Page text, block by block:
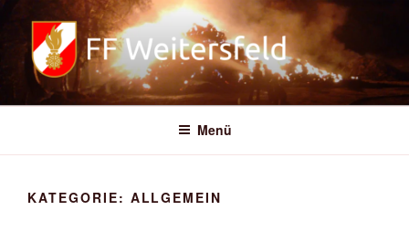
springen
FREIWILLIGE FEUERWEHR
WEITERSFELDMenü
KATEGORIE: ALLGEMEIN